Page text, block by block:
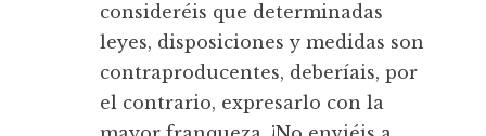
consideréis que determinadas
leyes, disposiciones y medidas son
contraproducentes, deberíais, por
el contrario, expresarlo con la